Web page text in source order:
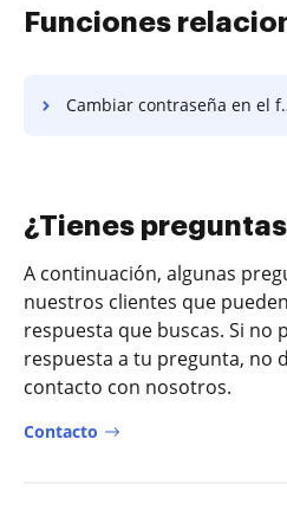
Funciones
Cambiar contraseña en el formulario de informe del empleado
¿Tienes
A continuación, algunas
nuestros clientes que
respuesta que buscas. Si no
respuesta a tu pregunta, no
contacto con nosotros.
Contacto